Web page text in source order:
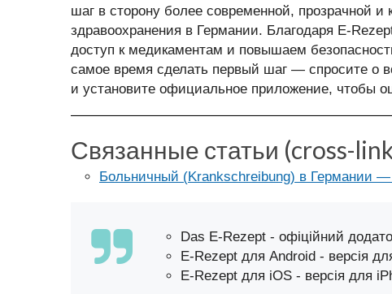
шаг в сторону более современной, прозрачной и
здравоохранения в Германии. Благодаря E-
доступ к медикаментам и повышаем
самое время сделать первый шаг — спросите о
и установите официальное приложение, чтобы
Связанные статьи (cross-
Больничный (Krankschreibung) в Германии —
Das E-Rezept - офіційний
E-Rezept для Android - версія
E-Rezept для iOS - версія для